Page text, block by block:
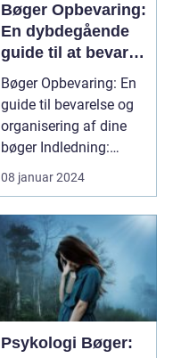
Bøger Opbevaring:
En dybdegående
guide til at bevare
og organisere dine
bøger
Bøger Opbevaring: En
guide til bevarelse og
organisering af dine
bøger Indledning:
Bøger har altid ...
08 januar 2024
Psykologi Bøger: